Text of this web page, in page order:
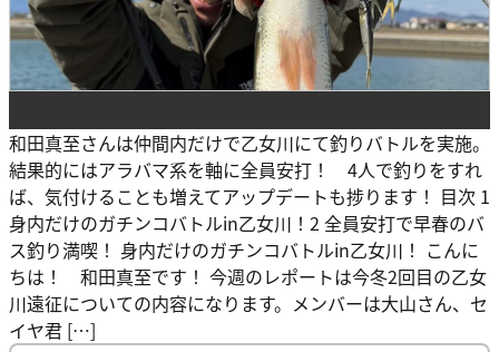
和田真至さんは仲間内だけで乙女川にて釣りバトルを実施。
結果的にはアラバマ系を軸に全員安打！ 4人で釣りをすれ
ば、気付けることも増えてアップデートも捗ります！ 目次 1
身内だけのガチンコバトルin乙女川！2 全員安打で早春のバ
ス釣り満喫！ 身内だけのガチンコバトルin乙女川！ こんに
ちは！ 和田真至です！ 今週のレポートは今冬2回目の乙女
川遠征についての内容になります。メンバーは大山さん、セ
イヤ君 […]